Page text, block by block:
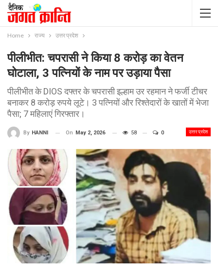
Home राज्य उत्तर प्रदेश
पीलीभीत: चपरासी ने किया 8 करोड़ का वेतन
घोटाला, 3 पत्नियों के नाम पर उड़ाया पैसा
पीलीभीत के DIOS दफ्तर के चपरासी इल्हाम उर रहमान ने फर्जी टीचर
बनाकर 8 करोड़ रुपये लूटे। 3 पत्नियों और रिश्तेदारों के खातों में भेजा
पैसा; 7 महिलाएं गिरफ्तार।
उत्तर प्रदेश
By HANNI On May 2, 2026 58 0